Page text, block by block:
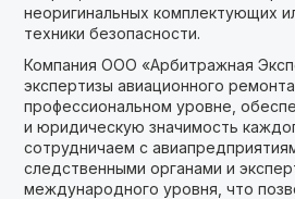
неоригинальных комплектующих
техники безопасности.
Компания ООО «Арбитражная
экспертизы авиационного
профессиональном уровне,
и юридическую значимость
сотрудничаем с
следственными органами и
международного уровня, что